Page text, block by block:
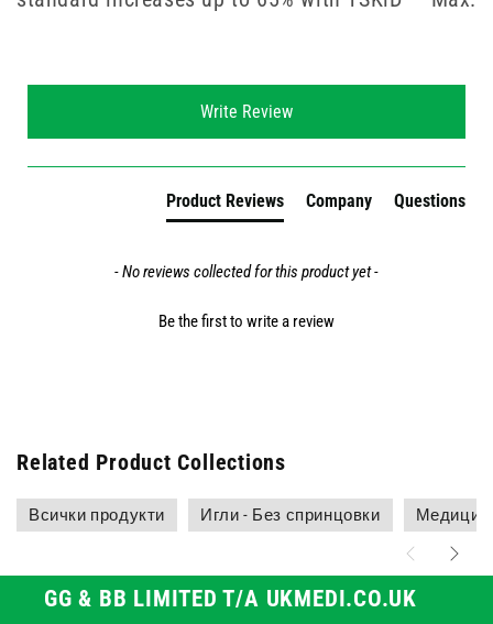
Write Review
Product Reviews Company Questions
- No reviews collected for this product yet -
Be the first to write a review
Related Product Collections
Всички продукти Игли - Без спринцовки
GG & BB LIMITED T/A UKMEDI.CO.UK